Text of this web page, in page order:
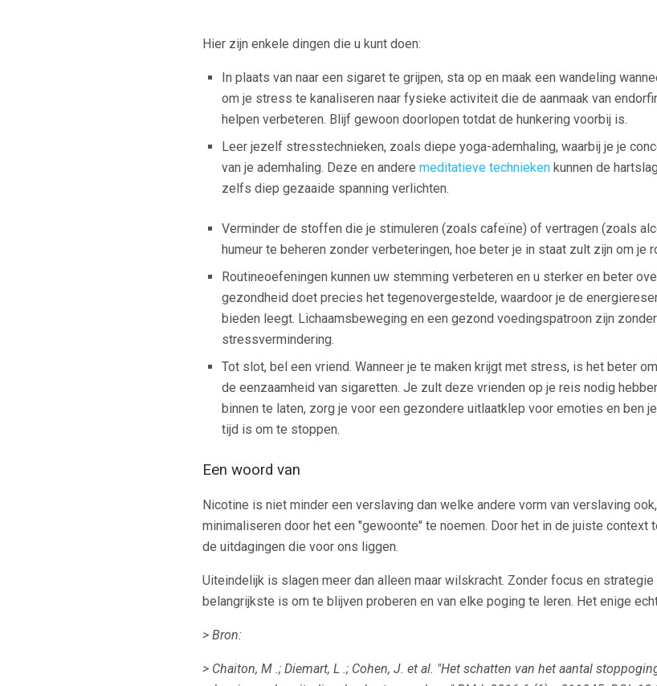
Hier zijn enkele dingen die u kunt doen:
In plaats van naar een sigaret te grijpen, sta op en maak een wandeling
om je stress te kanaliseren naar fysieke activiteit die de aanmaak van
helpen verbeteren. Blijf gewoon doorlopen totdat de hunkering voorbij is.
Leer jezelf stresstechnieken, zoals diepe yoga-ademhaling, waarbij je je
van je ademhaling. Deze en andere meditatieve technieken kunnen de
zelfs diep gezaaide spanning verlichten.
Verminder de stoffen die je stimuleren (zoals cafeïne) of vertragen (zoals
humeur te beheren zonder verbeteringen, hoe beter je in staat zult zijn om je
Routineoefeningen kunnen uw stemming verbeteren en u sterker en beter
gezondheid doet precies het tegenovergestelde, waardoor je de
bieden leegt. Lichaamsbeweging en een gezond voedingspatroon zijn
stressvermindering.
Tot slot, bel een vriend. Wanneer je te maken krijgt met stress, is het beter om
de eenzaamheid van sigaretten. Je zult deze vrienden op je reis nodig
binnen te laten, zorg je voor een gezondere uitlaatklep voor emoties en ben
tijd is om te stoppen.
Een woord van
Nicotine is niet minder een verslaving dan welke andere vorm van verslaving
minimaliseren door het een "gewoonte" te noemen. Door het in de juiste context
de uitdagingen die voor ons liggen.
Uiteindelijk is slagen meer dan alleen maar wilskracht. Zonder focus en
belangrijkste is om te blijven proberen en van elke poging te leren. Het enige
> Bron:
> Chaiton, M .; Diemart, L .; Cohen, J. et al. "Het schatten van het aantal